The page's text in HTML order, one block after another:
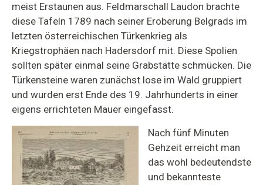
meist Erstaunen aus. Feldmarschall Laudon brachte
diese Tafeln 1789 nach seiner Eroberung Belgrads im
letzten österreichischen Türkenkrieg als
Kriegstrophäen nach Hadersdorf mit. Diese Spolien
sollten später einmal seine Grabstätte schmücken. Die
Türkensteine waren zunächst lose im Wald gruppiert
und wurden erst Ende des 19. Jahrhunderts in einer
eigens errichteten Mauer eingefasst.
Nach fünf Minuten
Gehzeit erreicht man
das wohl bedeutendste
und bekannteste